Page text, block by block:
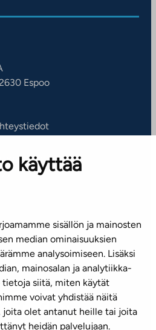
käyttää
sisällön ja mainosten
median ominaisuuksien
analysoimiseen. Lisäksi
mainosalan ja analytiikka-
siitä, miten käytät
voivat yhdistää näitä
olet antanut heille tai joita
heidän palvelujaan.
Espoo
Mediapankki